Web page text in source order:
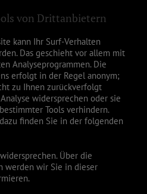
von Drittanbietern
kann Ihr Surf-Verhalten
Das geschieht vor allem mit
Analyseprogrammen. Die
erfolgt in der Regel anonym;
zu Ihnen zurückverfolgt
widersprechen oder sie
Tools verhindern.
finden Sie in der folgenden
Über die
werden wir Sie in dieser